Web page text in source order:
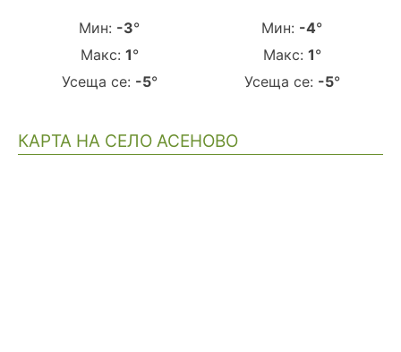
Мин: -3°
Макс: 1°
Усеща се: -5°
Мин: -4°
Макс: 1°
Усеща се: -5°
КАРТА НА СЕЛО АСЕНОВО